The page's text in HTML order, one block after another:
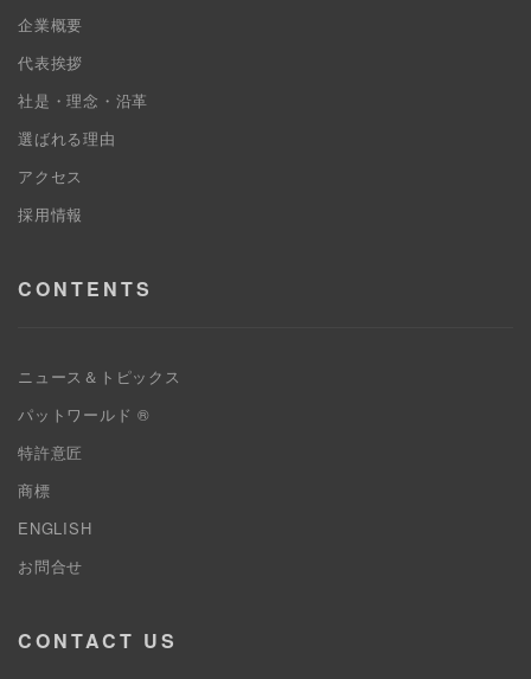
企業概要
代表挨拶
社是・理念・沿革
選ばれる理由
アクセス
採用情報
CONTENTS
ニュース＆トピックス
パットワールド ®
特許意匠
商標
ENGLISH
お問合せ
CONTACT US